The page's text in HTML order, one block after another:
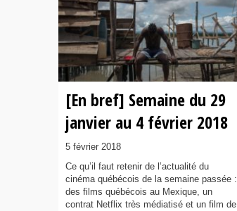
[En bref] Semaine du 29
janvier au 4 février 2018
5 février 2018
Ce qu’il faut retenir de l’actualité du
cinéma québécois de la semaine passée :
des films québécois au Mexique, un
contrat Netflix très médiatisé et un film de